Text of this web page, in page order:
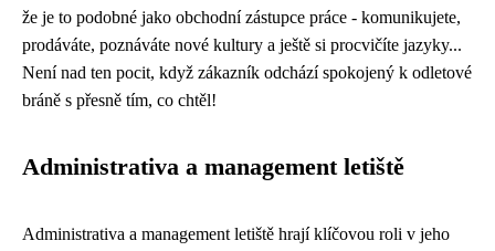
že je to podobné jako obchodní zástupce práce - komunikujete,
prodáváte, poznáváte nové kultury a ještě si procvičíte jazyky...
Není nad ten pocit, když zákazník odchází spokojený k odletové
bráně s přesně tím, co chtěl!
Administrativa a management letiště
Administrativa a management letiště hrají klíčovou roli v jeho